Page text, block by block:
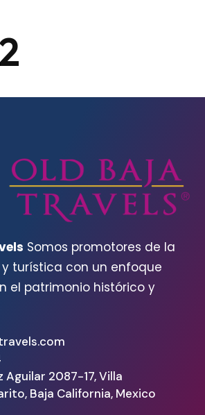
Somos promotores de la
turística con un enfoque
el patrimonio histórico y
Aguilar 2087-17, Villa
Baja California, Mexico